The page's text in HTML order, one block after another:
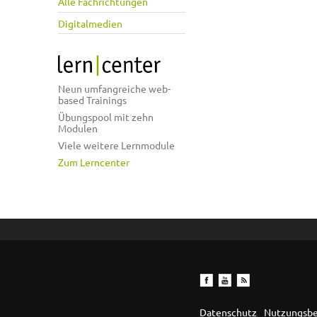
Digitalmedien
Neun umfangreiche web-
based Trainings
Übungspool mit zehn
Modulen
Viele weitere Lernmodule
Zum Lerncenter
Datenschutz